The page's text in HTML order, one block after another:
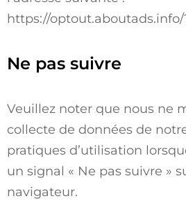
https://optout.aboutads.info/
Ne pas suivre
Veuillez noter que nous ne
collecte de données de
pratiques d’utilisation
un signal « Ne pas suivre »
navigateur.